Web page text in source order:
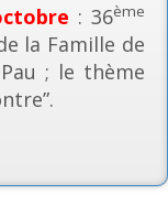
: 36ème
la Famille de
; le thème